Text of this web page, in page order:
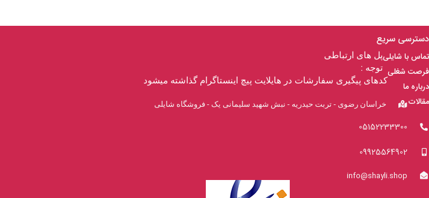
دسترسی سریع
تماس با شایلی
فرصت شغلی
درباره ما
مقالات
پل های ارتباطی
توجه :
کدهای پیگیری سفارشات در هایلایت پیچ اینستاگرام گذاشته میشود
خراسان رضوی - تربت حیدریه - نبش شهید سلیمانی یک - فروشگاه شایلی
05152233300
09925564902
info@shayli.shop